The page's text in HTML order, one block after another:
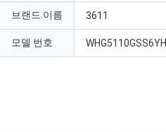
브랜드 이름 3611
모델 번호 WHG5110GSS6YH